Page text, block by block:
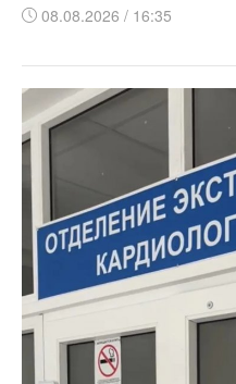
08.08.2026 / 16:35